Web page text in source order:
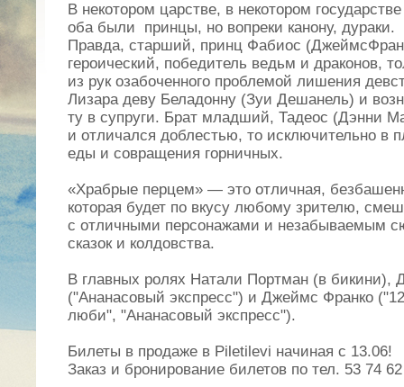
В некотором царстве, в некотором
обабыли принцы, но вопреки канону, дураки.
Правда, старший, принц Фабиос
героический, победитель ведьм и драконов,
из рук озабоченного проблемой лишения
Лизара деву Беладонну (Зуи Дешанель) и
ту в супруги. Брат младший, Тадеос (Дэнни
и отличался доблестью, то исключительно в
еды и совращения горничных.
«Храбрые перцем» — это отличная,
которая будет по вкусу любому зрителю,
с отличными персонажами и незабываемым
сказок и колдовства.
В главных ролях Натали Портман (в бикини),
("Ананасовый экспресс") и Джеймс Франко
люби", "Ананасовый экспресс").
Билеты в продаже в Piletilevi начиная с 13.06!
Заказ и бронирование билетов по тел. 53 74